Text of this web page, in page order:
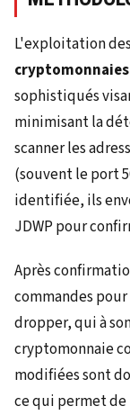
L'exploitation
cryptomonnaies
sophistiqués
minimisant la
scanner les
(souvent le port
identifiée, ils
JDWP pour
Après
commandes
dropper, qui à
cryptomonnaie
modifiées sont
ce qui permet de